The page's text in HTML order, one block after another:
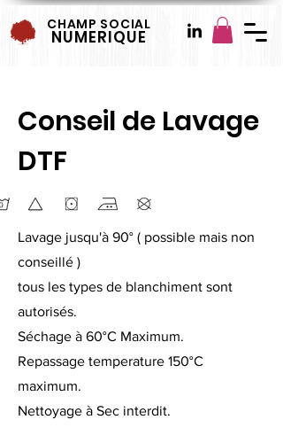
CHAMP SOCIAL
NUMERIQUE
Conseil de Lavage
DTF
Lavage jusqu'à 90° ( possible mais non
conseillé )
tous les types de blanchiment sont
autorisés.
Séchage à 60°C Maximum.
Repassage temperature 150°C
maximum.
Nettoyage à Sec interdit.